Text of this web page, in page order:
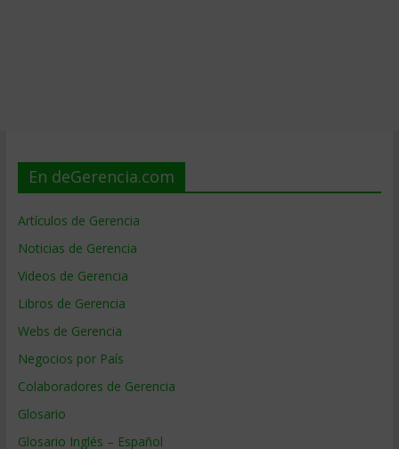
En deGerencia.com
Artículos de Gerencia
Noticias de Gerencia
Videos de Gerencia
Libros de Gerencia
Webs de Gerencia
Negocios por País
Colaboradores de Gerencia
Glosario
Glosario Inglés – Español